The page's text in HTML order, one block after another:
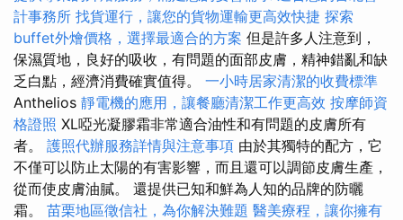
計事務所 找貨運行，讓您的貨物運輸更高效快捷 探索
buffet外燴價格，選擇最適合的方案 但是許多人注意到，
保濕質地，良好的吸收，有問題的面部皮膚，精神錯亂和缺
乏白點，經濟消費確實值得。 一小時居家清潔的收費標準
Anthelios 靜電機的應用，讓餐廳清潔工作更高效 按摩師資
格證照 XL啞光凝膠霜非常適合油性和有問題的皮膚所有
者。 護照代辦服務詳情與注意事項 由於其獨特的配方，它
不僅可以防止太陽的有害影響，而且還可以調節皮膚生產，
從而使皮膚油膩。 還提供已知和鮮為人知的品牌的防曬
霜。 苗栗地區徵信社，為你解決難題 醫美療程，讓你擁有